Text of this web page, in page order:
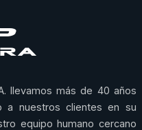
llevamos más de 40 años
a nuestros clientes en su
equipo humano cercano